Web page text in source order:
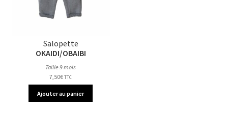
Salopette
OKAIDI/OBAIBI
Taille 9 mois
7,50€ TTC
Ajouter au panier